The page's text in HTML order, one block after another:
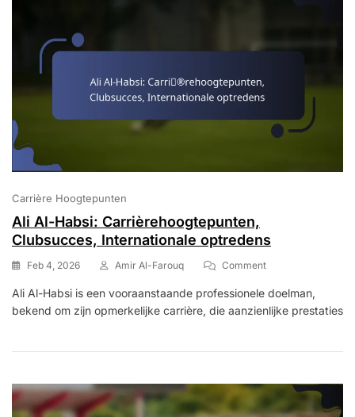
Carrière Hoogtepunten
Ali Al-Habsi: Carrièrehoogtepunten,
Clubsucces, Internationale optredens
Feb 4, 2026 Amir Al-Farouq CommentOn
Al-
Habsi:
Internationale
Ali Al-Habsi is een vooraanstaande professionele doelman,
bekend om zijn opmerkelijke carrière, die aanzienlijke prestaties